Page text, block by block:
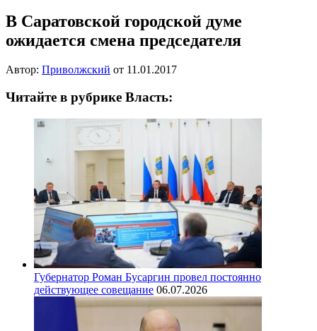
В Саратовской городской думе
ожидается смена председателя
Автор: Приволжский от 11.01.2017
Читайте в рубрике Власть:
Губернатор Роман Бусаргин провел постоянно
действующее совещание 06.07.2026